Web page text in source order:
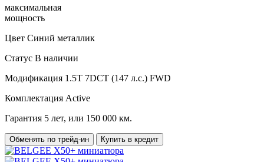
максимальная
мощность
Цвет Синий металлик
Статус В наличии
Модификация 1.5T 7DCT (147 л.с.) FWD
Комплектация Active
Гарантия 5 лет, или 150 000 км.
Обменять по трейд-ин Купить в кредит